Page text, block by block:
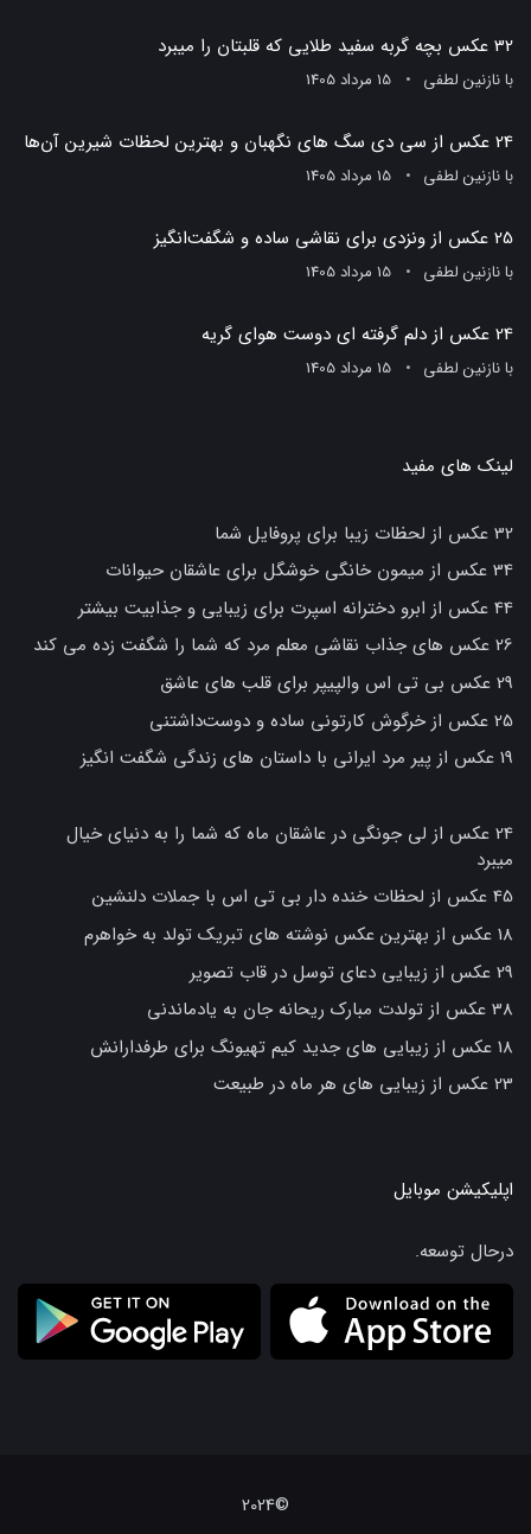
32 عکس بچه گربه سفید طلایی که قلبتان را میبرد
بانازنین لطفی 15 مرداد 1405
24 عکس از سی دی سگ های نگهبان و بهترین لحظات شیرین آن‌ها
بانازنین لطفی 15 مرداد 1405
25 عکس از ونزدی برای نقاشی ساده و شگفت‌انگیز
بانازنین لطفی 15 مرداد 1405
24 عکس از دلم گرفته ای دوست هوای گریه
بانازنین لطفی 15 مرداد 1405
لینک های مفید
32 عکس از لحظات زیبا برای پروفایل شما
34 عکس از میمون خانگی خوشگل برای عاشقان حیوانات
44 عکس از ابرو دخترانه اسپرت برای زیبایی و جذابیت بیشتر
26 عکس های جذاب نقاشی معلم مرد که شما را شگفت زده می کند
29 عکس بی تی اس والپیپر برای قلب های عاشق
25 عکس از خرگوش کارتونی ساده و دوست‌داشتنی
19 عکس از پیر مرد ایرانی با داستان های زندگی شگفت انگیز
24 عکس از لی جونگی در عاشقان ماه که شما را به دنیای خیال
میبرد
45 عکس از لحظات خنده دار بی تی اس با جملات دلنشین
18 عکس از بهترین عکس نوشته های تبریک تولد به خواهرم
29 عکس از زیبایی دعای توسل در قاب تصویر
38 عکس از تولدت مبارک ریحانه جان به یادماندنی
18 عکس از زیبایی های جدید کیم تهیونگ برای طرفدارانش
23 عکس از زیبایی های هر ماه در طبیعت
اپلیکیشن موبایل
درحال توسعه.
©2024